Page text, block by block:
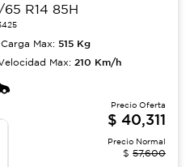
65 R14 85H
Carga Max: 515 Kg
Max: 210 Km/h
Precio Oferta
$ 40,311
Precio Normal
$ 57,600